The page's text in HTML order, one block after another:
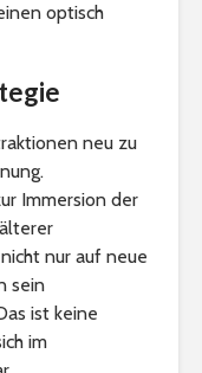
optisch
neu zu
Immersion der
nur auf neue
sein
ist keine
im